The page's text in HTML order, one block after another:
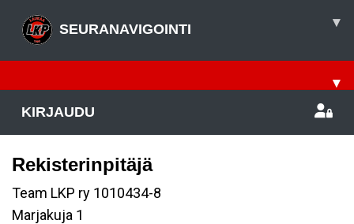
SEURANAVIGOINTI ▾
▾
KIRJAUDU
Rekisterinpitäjä
Team LKP ry 1010434-8
Marjakuja 1